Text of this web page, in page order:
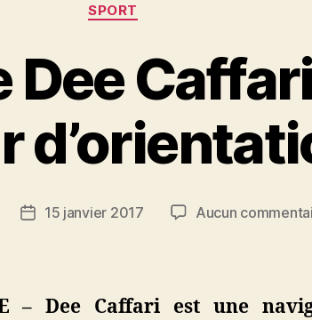
SPORT
Dee
Date15 janvier 2017 Aucun
– Dee Caffari est une